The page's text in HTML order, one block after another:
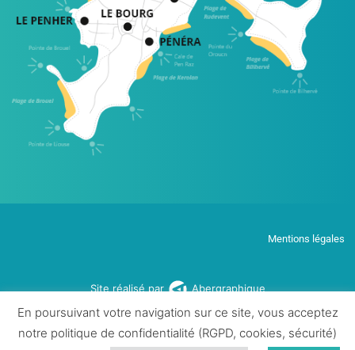
Mentions légales
Site réalisé par Abergraphique
En poursuivant votre navigation sur ce site, vous acceptez
notre politique de confidentialité (RGPD, cookies, sécurité)